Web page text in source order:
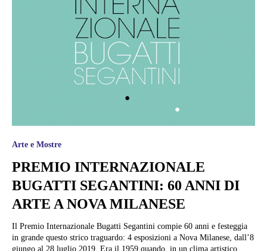
Arte e Mostre
PREMIO INTERNAZIONALE
BUGATTI SEGANTINI: 60 ANNI DI
ARTE A NOVA MILANESE
Il Premio Internazionale Bugatti Segantini compie 60 anni e festeggia
in grande questo strico traguardo: 4 esposizioni a Nova Milanese, dall’8
giungo al 28 luglio 2019. Era il 1959 quando, in un clima artistico